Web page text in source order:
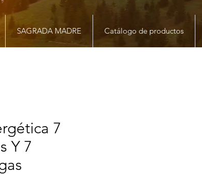
SAGRADA MADRE Catálogo de productos
7
Y 7